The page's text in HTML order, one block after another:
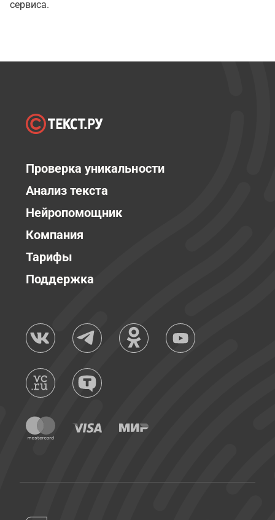
сервиса.
Проверка уникальности
Анализ текста
Нейропомощник
Компания
Тарифы
Поддержка